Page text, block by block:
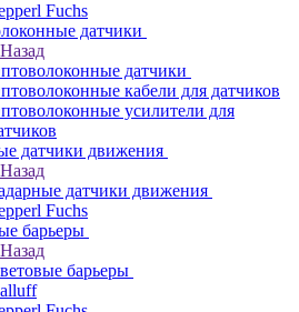
Fuchs
датчики
Назад
датчики
кабели для датчиков
усилители для
датчики движения
Назад
датчики движения
Fuchs
барьеры
Назад
барьеры